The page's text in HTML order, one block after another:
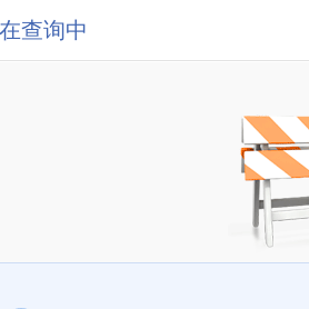
查询中